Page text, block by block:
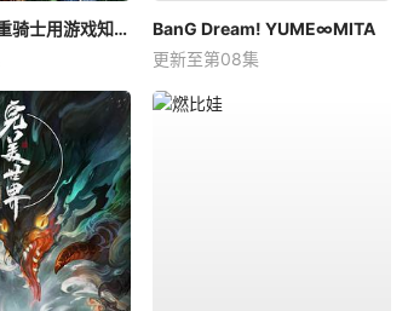
被追放的转生重骑士用游戏知识开无双
BanG Dream! YUME∞MITA
更新至第08集